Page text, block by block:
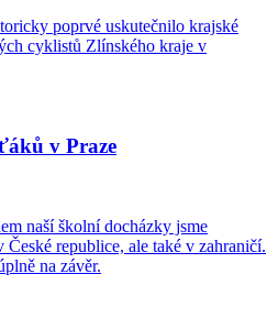
poprvé uskutečnilo krajské
cyklistů Zlínského kraje v
v Praze
naší školní docházky jsme
republice, ale také v zahraničí.
na závěr.